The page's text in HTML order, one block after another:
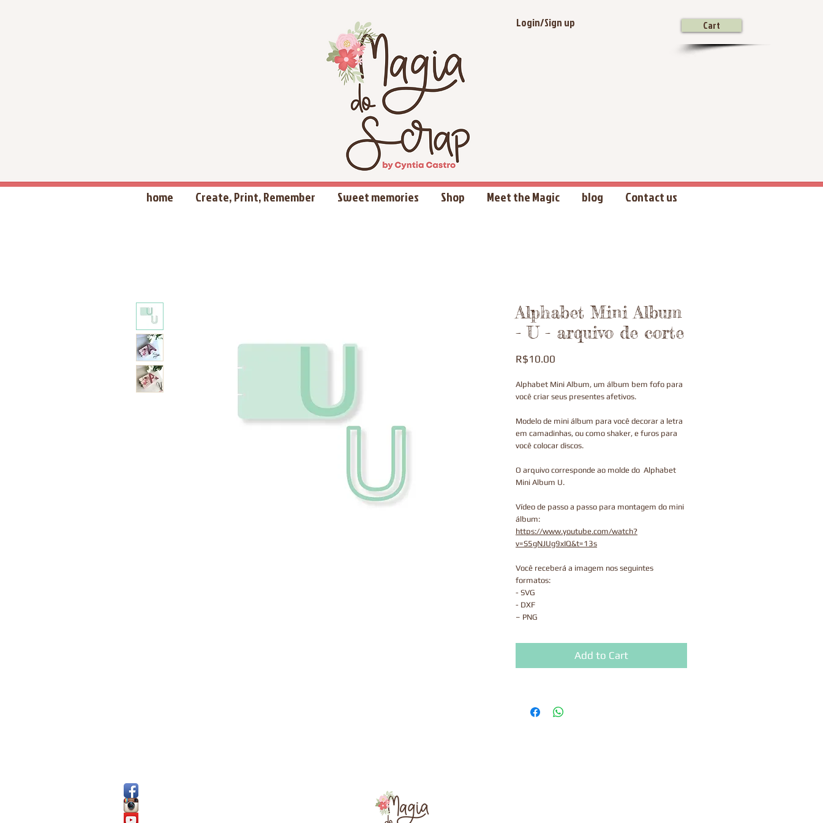
home Create, Print, Remember Sweet memories Shop Meet the Magic blog Contact us
Login/Sign up Cart
Alphabet Mini Album
- U - arquivo de corte
R$10.00
Alphabet Mini Album, um álbum bem fofo para
você criar seus presentes afetivos.
Modelo de mini álbum para você decorar a letra
em camadinhas, ou como shaker, e furos para
você colocar discos.
O arquivo corresponde ao molde do Alphabet
Mini Album U.
Vídeo de passo a passo para montagem do mini
álbum:
https://www.youtube.com/watch?
v=S5gNJUg9xIQ&t=13s
Você receberá a imagem nos seguintes
formatos:
- SVG
- DXF
– PNG
Após finalizado o processo da compra, o arquivo
estará disponível para fazer o download na
Add to Cart